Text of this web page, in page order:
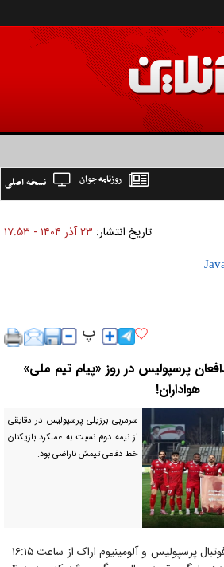
نسخه اصلی روزنامه جوان
تاریخ انتشار: ۲۳ آذر ۱۴۰۴ - ۱۷:۵۳
پرسپولیس در روز «پیام تیم ملی»
هواداران!
سرمربی برزیلی پرسپولیس در دقایقی
از نیمه دوم نسبت به عملکرد بازیکنان
خط دفاعی تیمش ناراضی بود.
دیدار تیم‌های فوتبال پرسپولیس و آلومینیوم اراک از ساعت ۱۶:۱۵